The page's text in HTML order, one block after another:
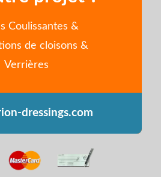
Coulissantes &
de cloisons &
Verrières
dressings.com